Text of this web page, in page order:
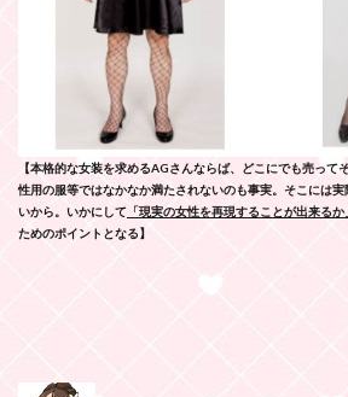
【本格的な女装を求めるAGさんならば、 どこにでも売って
性用の服等ではなかなか満たされないのも事実。そこには
いから。いかにして 「現実の女性を再現することが出来るか
ためのポイントとなる】